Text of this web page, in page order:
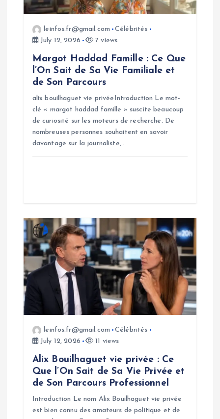
leinfos.fr@gmail.com
Célébrités
July 12, 2026
7 views
Margot Haddad Famille : Ce Que
l’On Sait de Sa Vie Familiale et
de Son Parcours
alix bouilhaguet vie privéeIntroduction Le mot-
clé « margot haddad famille » suscite beaucoup
de curiosité sur les moteurs de recherche. De
nombreuses personnes souhaitent en savoir
davantage sur la journaliste,…
leinfos.fr@gmail.com
Célébrités
July 12, 2026
11 views
Alix Bouilhaguet vie privée : Ce
Que l’On Sait de Sa Vie Privée et
de Son Parcours Professionnel
Introduction Le nom Alix Bouilhaguet vie privée
est bien connu des amateurs de politique et de